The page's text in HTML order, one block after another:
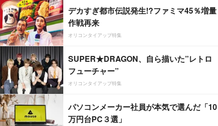
デカすぎ都市伝説発生!?ファミマ45％増量
作戦再来
オリコンタイアップ特集
SUPER★DRAGON、自ら描いた”レトロ
フューチャー”
オリコンタイアップ特集
パソコンメーカー社員が本気で選んだ「10
万円台PC３選」